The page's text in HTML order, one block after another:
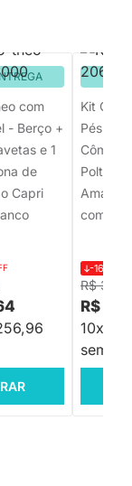
com
- Berço +
e 1
de
Capri
Kit
Pés
com
R$
-16%
R$
10x de
sem